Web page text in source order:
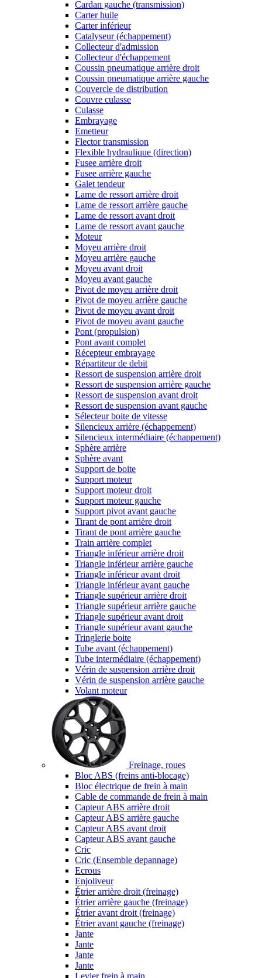
Cardan gauche (transmission)
Carter huile
Carter inférieur
Catalyseur (échappement)
Collecteur d'admission
Collecteur d'échappement
Coussin pneumatique arrière droit
Coussin pneumatique arrière gauche
Couvercle de distribution
Couvre culasse
Culasse
Embrayage
Emetteur
Flector transmission
Flexible hydraulique (direction)
Fusee arrière droit
Fusee arrière gauche
Galet tendeur
Lame de ressort arrière droit
Lame de ressort arrière gauche
Lame de ressort avant droit
Lame de ressort avant gauche
Moteur
Moyeu arrière droit
Moyeu arrière gauche
Moyeu avant droit
Moyeu avant gauche
Pivot de moyeu arrière droit
Pivot de moyeu arrière gauche
Pivot de moyeu avant droit
Pivot de moyeu avant gauche
Pont (propulsion)
Pont avant complet
Récepteur embrayage
Répartiteur de debit
Ressort de suspension arrière droit
Ressort de suspension arrière gauche
Ressort de suspension avant droit
Ressort de suspension avant gauche
Sélecteur boite de vitesse
Silencieux arrière (échappement)
Silencieux intermédiaire (échappement)
Sphère arrière
Sphère avant
Support de boite
Support moteur
Support moteur droit
Support moteur gauche
Support pivot avant gauche
Tirant de pont arrière droit
Tirant de pont arrière gauche
Train arrière complet
Triangle inférieur arrière droit
Triangle inférieur arrière gauche
Triangle inférieur avant droit
Triangle inférieur avant gauche
Triangle supérieur arrière droit
Triangle supérieur arrière gauche
Triangle supérieur avant droit
Triangle supérieur avant gauche
Tringlerie boite
Tube avant (échappement)
Tube intermédiaire (échappement)
Vérin de suspension arrière droit
Vérin de suspension arrière gauche
Volant moteur
Freinage, roues
Bloc ABS (freins anti-blocage)
Bloc électrique de frein à main
Cable de commande de frein à main
Capteur ABS arrière droit
Capteur ABS arrière gauche
Capteur ABS avant droit
Capteur ABS avant gauche
Cric
Cric (Ensemble depannage)
Ecrous
Enjoliveur
Étrier arrière droit (freinage)
Étrier arrière gauche (freinage)
Étrier avant droit (freinage)
Étrier avant gauche (freinage)
Jante
Jante
Jante
Jante
Levier frein à main